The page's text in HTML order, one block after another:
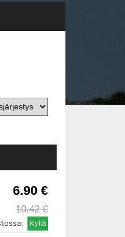
6.90 €
10.42 €